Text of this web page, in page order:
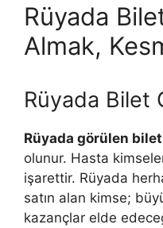
Rüyada
Almak,
Rüyada Bilet
Rüyada görülen bilet
olunur. Hasta
işarettir. Rüyada
satın alan kimse;
kazançlar elde